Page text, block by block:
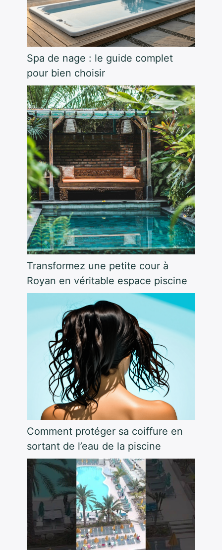
Spa de nage : le guide complet
pour bien choisir
Transformez une petite cour à
Royan en véritable espace piscine
Comment protéger sa coiffure en
sortant de l’eau de la piscine